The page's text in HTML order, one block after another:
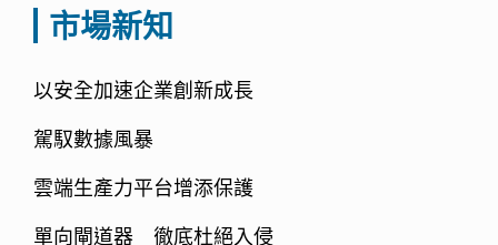
市場新知
以安全加速企業創新成長
駕馭數據風暴
雲端生產力平台增添保護
單向閘道器 徹底杜絕入侵